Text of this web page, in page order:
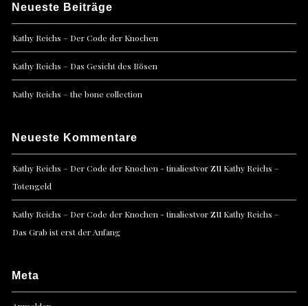
Neueste Beiträge
Kathy Reichs – Der Code der Knochen
Kathy Reichs – Das Gesicht des Bösen
Kathy Reichs – the bone collection
Neueste Kommentare
Kathy Reichs – Der Code der Knochen - tinaliestvorzu Kathy Reichs –
Totengeld
Kathy Reichs – Der Code der Knochen - tinaliestvorzu Kathy Reichs –
Das Grab ist erst der Anfang
Meta